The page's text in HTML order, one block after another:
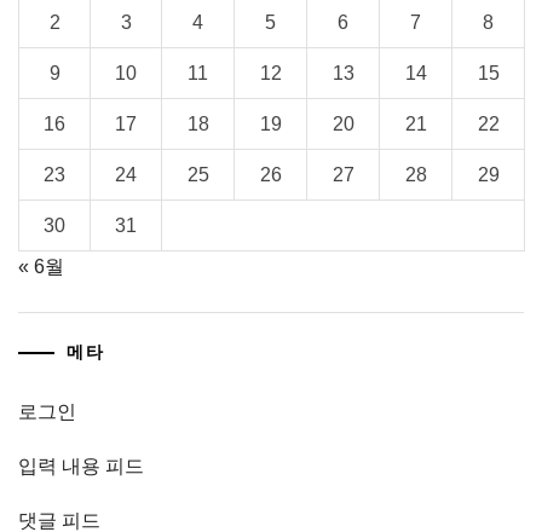
2 3 4 5 6 7 8
9 10 11 12 13 14 15
16 17 18 19 20 21 22
23 24 25 26 27 28 29
30
31
« 6월
메타
로그인
입력 내용 피드
댓글 피드